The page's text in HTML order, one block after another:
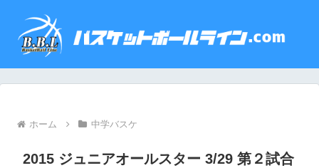
ホーム 中学バスケ
2015 ジュニアオールスター 3/29 第２試合